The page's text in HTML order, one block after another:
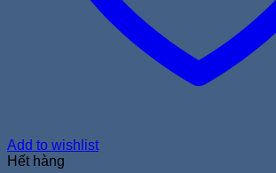
Add to wishlist
Hết hàng